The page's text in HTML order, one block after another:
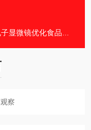
镜优化食品行业检测